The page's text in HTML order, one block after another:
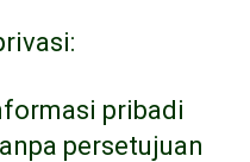
pribadi
persetujuan